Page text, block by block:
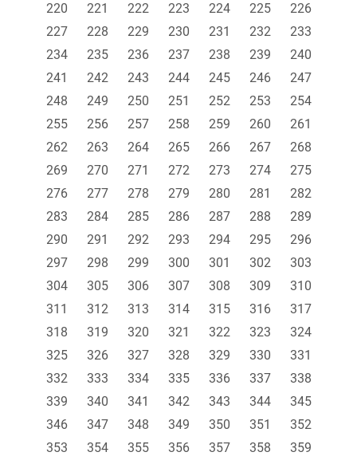
220
221 222 223 224 225
226
227
228 229 230 231 232
233
234
235 236 237 238 239
240
241
242 243 244 245 246
247
248
249 250 251 252 253
254
255
256 257 258 259 260
261
262
263 264 265 266 267
268
269
270 271 272 273 274
275
276
277 278 279 280 281
282
283
284 285 286 287 288
289
290
291 292 293 294 295
296
297
298 299 300 301 302
303
304
305 306 307 308 309
310
311
312 313 314 315 316
317
318
319 320 321 322 323
324
325
326 327 328 329 330
331
332
333 334 335 336 337
338
339
340 341 342 343 344
345
346
347 348 349 350 351
352
353
354 355 356 357 358
359